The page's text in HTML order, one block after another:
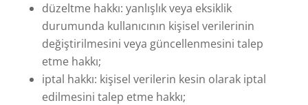
düzeltme hakkı: yanlışlık veya eksiklik
durumunda kullanıcının kişisel verilerinin
değiştirilmesini veya güncellenmesini talep
etme hakkı;
iptal hakkı: kişisel verilerin kesin olarak iptal
edilmesini talep etme hakkı;